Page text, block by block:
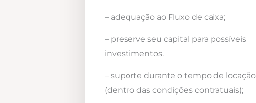
– adequação ao Fluxo de caixa;
– preserve seu capital para possíveis
investimentos.
– suporte durante o tempo de locação
(dentro das condições contratuais);